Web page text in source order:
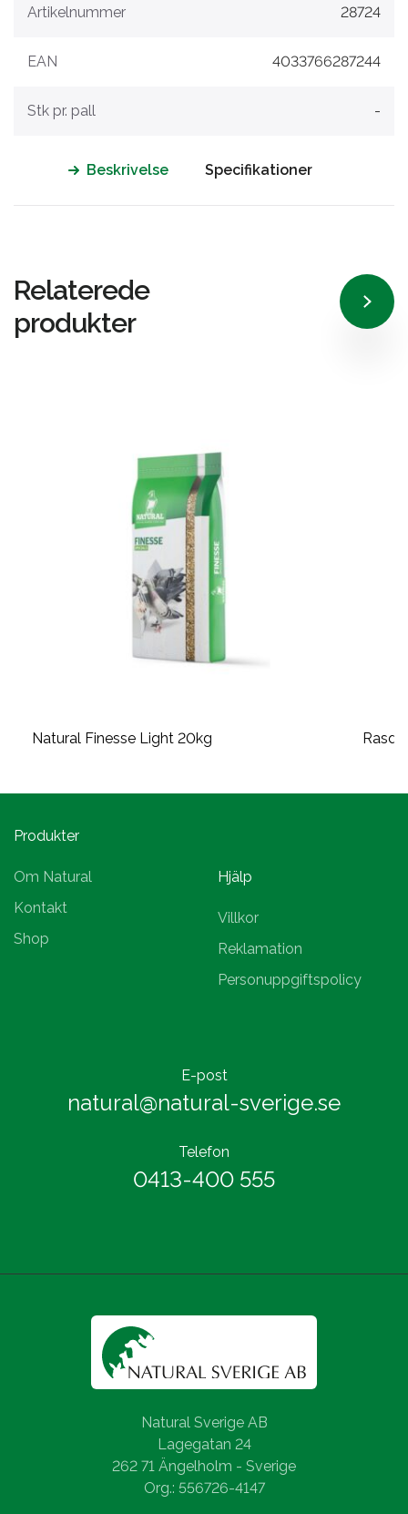
Artikelnummer 28724
EAN 4033766287244
Stk pr. pall -
Beskrivelse Specifikationer
Relaterede
produkter
Natural Finesse Light 20kg
Produkter
Om Natural
Kontakt
Shop
Hjälp
Villkor
Reklamation
Personuppgiftspolicy
E-post
natural@natural-sverige.se
Telefon
0413-400 555
Natural Sverige AB
Lagegatan 24
262 71 Ängelholm - Sverige
Org.: 556726-4147